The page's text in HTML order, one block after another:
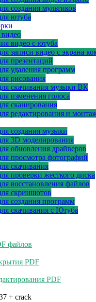
создания мультиков
ютуба
видео с ютуба
записи видео с экрана
презентаций
удаления программ
рисования
скачивания музыки ВК
изменения голоса
сканирования
редактирования и
создания музыки
3D моделирования
обновления драйверов
просмотра фотографий
скачивания
проверки жесткого диска
восстановления файлов
скриншотов
создания программ
скачивания с Ютуба
файлов
PDF
PDF
+ crack